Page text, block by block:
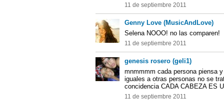
11 de septiembre 2011
Genny Love (MusicAndLove)
Selena NOOO! no las comparen!
11 de septiembre 2011
genesis rosero (geli1)
mnmmmm cada persona piensa
iguales a otras personas no se
concidencia CADA CABEZA ES
11 de septiembre 2011